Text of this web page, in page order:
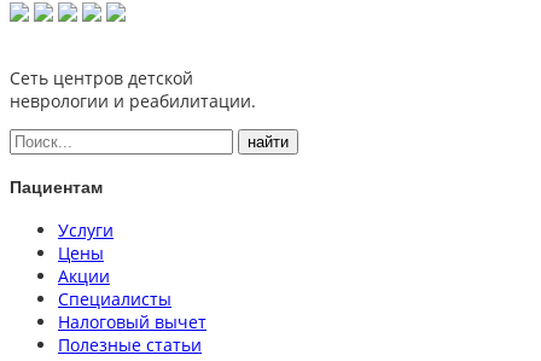
Сеть центров детской
неврологии и реабилитации.
Пациентам
Услуги
Цены
Акции
Специалисты
Налоговый вычет
Полезные статьи